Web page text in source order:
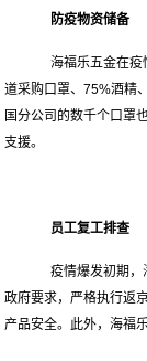
防疫物资储备
海福乐五金在疫
道采购口罩、75%酒精
国分公司的数千个口罩
支援。
员工复工排查
疫情爆发初期，
政府要求，严格执行返
产品安全。此外，海福